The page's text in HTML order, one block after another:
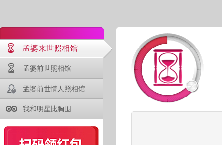
孟婆来世照相馆
孟婆前世照相馆
孟婆前世情人照相馆
我和明星比胸围